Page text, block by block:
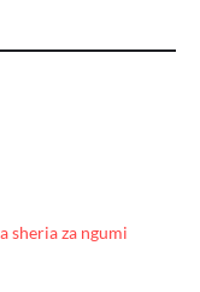
sheria za ngumi